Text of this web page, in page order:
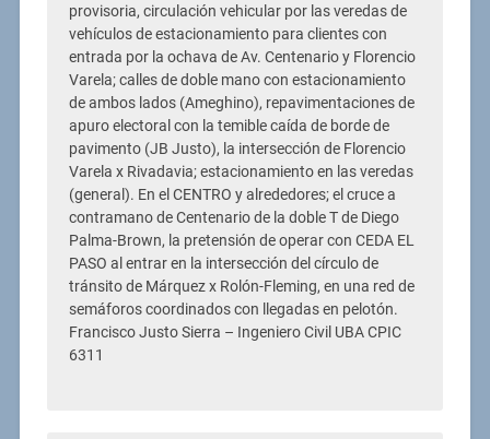
provisoria, circulación vehicular por las veredas de
vehículos de estacionamiento para clientes con
entrada por la ochava de Av. Centenario y Florencio
Varela; calles de doble mano con estacionamiento
de ambos lados (Ameghino), repavimentaciones de
apuro electoral con la temible caída de borde de
pavimento (JB Justo), la intersección de Florencio
Varela x Rivadavia; estacionamiento en las veredas
(general). En el CENTRO y alrededores; el cruce a
contramano de Centenario de la doble T de Diego
Palma-Brown, la pretensión de operar con CEDA EL
PASO al entrar en la intersección del círculo de
tránsito de Márquez x Rolón-Fleming, en una red de
semáforos coordinados con llegadas en pelotón.
Francisco Justo Sierra – Ingeniero Civil UBA CPIC
6311